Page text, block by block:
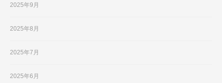
2025年9月
2025年8月
2025年7月
2025年6月